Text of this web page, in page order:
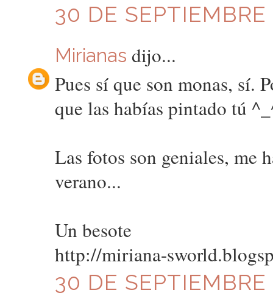
30 DE SEPTIEMBRE
Mirianas dijo...
Pues sí que son monas, sí.
que las habías pintado tú
Las fotos son geniales, me
verano...
Un besote
http://miriana-
30 DE SEPTIEMBRE